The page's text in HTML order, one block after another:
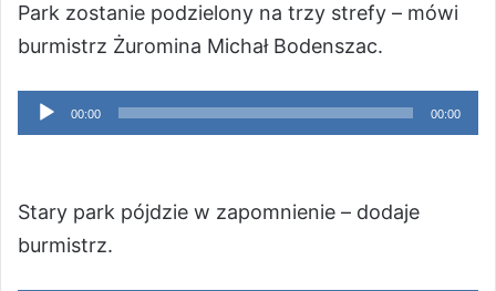
Park zostanie podzielony na trzy strefy – mówi
burmistrz Żuromina Michał Bodenszac.
Odtwarzacz
plików
00:00 00:00
Stary park pójdzie w zapomnienie – dodaje
burmistrz.